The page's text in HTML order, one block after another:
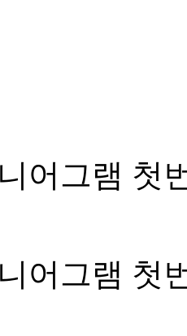
어그램 첫
어그램 첫